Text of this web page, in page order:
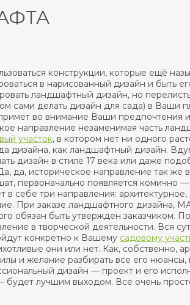
конструкции, которые ещё
в нарисованный дизайн и быть
ландшафтный дизайн, но
сами делать дизайн для сада) в Ваши
во внимание Ваши предпочтения
направление незаменимая часть
участок, в котором нет ни одного
дизайна, как ландшафтный дизайн.
дизайн в стиле 17 века или даже
да, историческое направление так же
первоначально появляется комично
в себе три направления: архитектурное,
При заказе ландшафтного дизайна,
обязан быть утвержден заказчиком.
в творческой деятельности. Вся
конкретно к Вашему садовому
они или нет. Как, собственно,
и желание разбирать все его
дизайн — проект и его
лучшим выходом. Все очень